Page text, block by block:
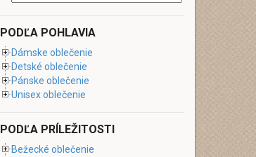
PODĽA POHLAVIA
Dámske oblečenie
Detské oblečenie
Pánske oblečenie
Unisex oblečenie
PODĽA PRÍLEŽITOSTI
Bežecké oblečenie